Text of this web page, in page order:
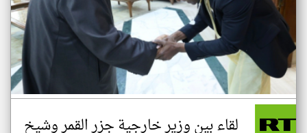
لقاء بين وزير خارجية جزر القمر وشيخ